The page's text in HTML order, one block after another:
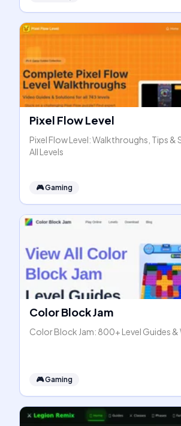
Pixel Flow Level
Pixel Flow Level: Walkthroughs, Tips
All Levels
🎮Gaming
Color Block Jam
Color Block Jam: 800+ Level Guides
🎮Gaming